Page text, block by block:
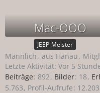
Mac-OOO
JEEP-Meister
Männlich aus Hanau
Letzte Aktivität: Vor 5
Beiträge 892 Bilder 18
5.763 Profil-Aufrufe 12.203